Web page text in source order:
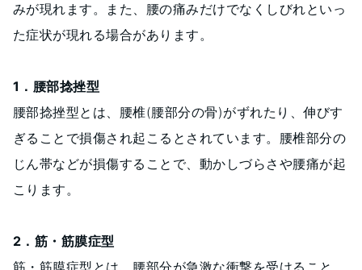
みが現れます。また、腰の痛みだけでなくしびれといっ
た症状が現れる場合があります。
1．腰部捻挫型
腰部捻挫型とは、腰椎(腰部分の骨)がずれたり、伸びす
ぎることで損傷され起こるとされています。腰椎部分の
じん帯などが損傷することで、動かしづらさや腰痛が起
こります。
2．筋・筋膜症型